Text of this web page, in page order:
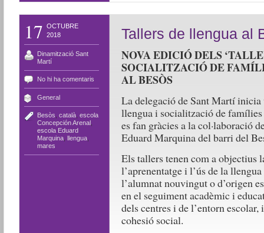
17 OCTUBRE
2018
Dinamització Sant
Martí
No hi ha comentaris
General
Besòs català, escola
Concepción Arenal,
escola Eduard
Marquina, llengua,
mares
Tallers de llengua al
NOVA EDICIÓ DELS
SOCIALITZACIÓ DE
AL BESÒS
La delegació de Sant Martí inicia
llengua i socialització de famílies
es fan gràcies a la col·laboració
Eduard Marquina del barri del
Els tallers tenen com a objectius
l’aprenentatge i l’ús de la
l’alumnat nouvingut o d’origen
en el seguiment acadèmic i
dels centres i de l’entorn
cohesió social.